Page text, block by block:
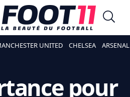
UNITED CHELSEA ARSENAL
pour